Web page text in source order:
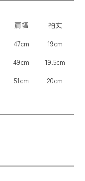
肩幅
袖丈
47cm
19cm
49cm
19.5cm
51cm 20cm